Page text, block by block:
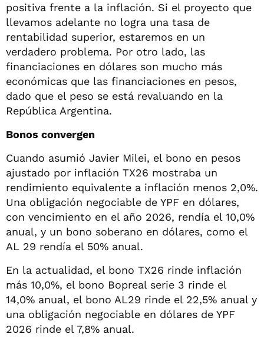
positiva frente a la inflación. Si el proyecto que
llevamos adelante no logra una tasa de
rentabilidad superior, estaremos en un
verdadero problema. Por otro lado, las
financiaciones en dólares son mucho más
económicas que las financiaciones en pesos,
dado que el peso se está revaluando en la
República Argentina.
Bonos convergen
Cuando asumió Javier Milei, el bono en pesos
ajustado por inflación TX26 mostraba un
rendimiento equivalente a inflación menos 2,0%.
Una obligación negociable de YPF en dólares,
con vencimiento en el año 2026, rendía el 10,0%
anual, y un bono soberano en dólares, como el
AL 29 rendía el 50% anual.
En la actualidad, el bono TX26 rinde inflación
más 10,0%, el bono Bopreal serie 3 rinde el
14,0% anual, el bono AL29 rinde el 22,5% anual y
una obligación negociable en dólares de YPF
2026 rinde el 7,8% anual.